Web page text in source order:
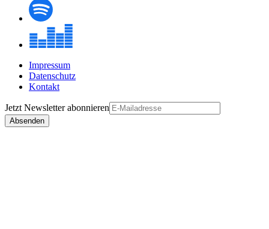
Impressum
Datenschutz
Kontakt
Jetzt Newsletterabonnieren
Absenden